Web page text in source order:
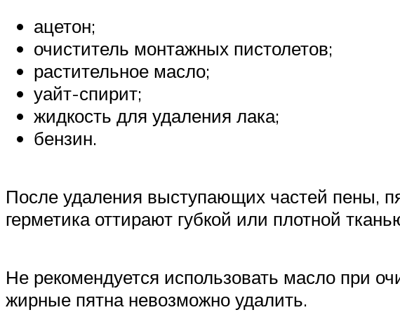
ацетон;
очиститель монтажных пистолетов;
растительное масло;
уайт-спирит;
жидкость для удаления лака;
бензин.
После удаления выступающих частей пены,
герметика оттирают губкой или плотной
Не рекомендуется использовать масло при
жирные пятна невозможно удалить.